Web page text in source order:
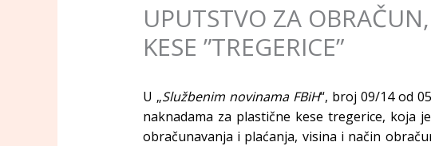
UPUTSTVO ZA
KESE ”TREGERICE”
U „Službenim novinama FBiH“, broj 09/14 od
naknadama za plastične kese tregerice, koja
obračunavanja i plaćanja, visina i način